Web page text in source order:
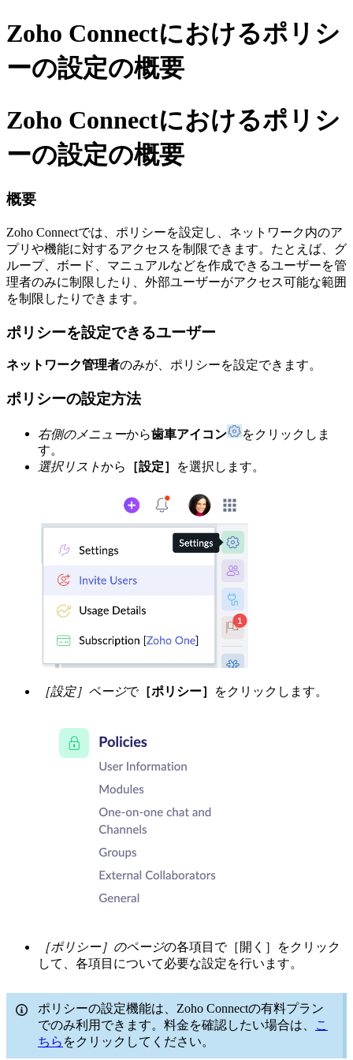
Zoho Connectにおけるポリシ
ーの設定の概要
Zoho Connectにおけるポリシ
ーの設定の概要
概要
Zoho Connectでは、ポリシーを設定し、ネットワーク内のア
プリや機能に対するアクセスを制限できます。たとえば、グ
ループ、ボード、マニュアルなどを作成できるユーザーを管
理者のみに制限したり、外部ユーザーがアクセス可能な範囲
を制限したりできます。
ポリシーを設定できるユーザー
ネットワーク管理者のみが、ポリシーを設定できます。
ポリシーの設定方法
右側のメニューから歯車アイコン
をクリックしま
す。
選択リストから ［設定］ を選択します。
［設定］ページで［ポリシー］ をクリックします。
［ポリシー］のページの各項目で［開く］をクリック
して、各項目について必要な設定を行います。
ポリシーの設定機能は、Zoho Connectの有料プラン
でのみ利用できます。料金を確認したい場合は、
こ
ちら をクリックしてください。